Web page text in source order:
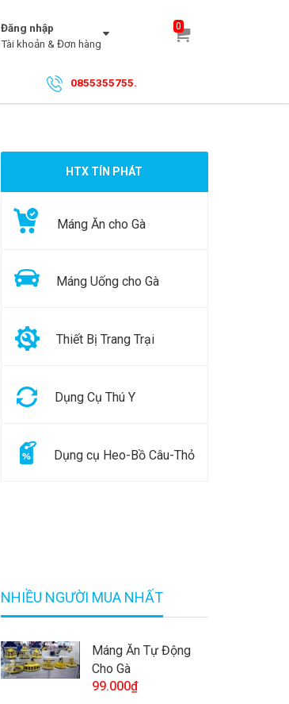
Đăng nhập
Tài khoản & Đơn hàng
0
0855355755.
HTX TÍN PHÁT
Máng Ăn cho Gà
Máng Uống cho Gà
Thiết Bị Trang Trại
Dụng Cụ Thú Y
Dụng cụ Heo-Bồ Câu-Thỏ
NHIỀU NGƯỜI MUA NHẤT
Máng Ăn Tự Động
Cho Gà
99.000₫